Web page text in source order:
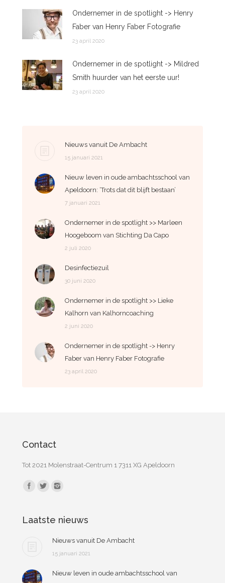
Ondernemer in de spotlight -> Henry
Faber van Henry Faber Fotografie
23 april 2020
Ondernemer in de spotlight -> Mildred
Smith huurder van het eerste uur!
23 april 2020
Nieuws vanuit De Ambacht
15 januari 2021
Nieuw leven in oude ambachtsschool van
Apeldoorn: ‘Trots dat dit blijft bestaan’
7 januari 2021
Ondernemer in de spotlight >> Marleen
Hoogeboom van Stichting Da Capo
2 juli 2020
Desinfectiezuil
30 juni 2020
Ondernemer in de spotlight >> Lieke
Kalhorn van Kalhorncoaching
2 juni 2020
Ondernemer in de spotlight -> Henry
Faber van Henry Faber Fotografie
23 april 2020
Contact
Tot 2021 Molenstraat-Centrum 1 7311 XG Apeldoorn
Vind ons op:
Laatste nieuws
Nieuws vanuit De Ambacht
15 januari 2021
Nieuw leven in oude ambachtsschool van